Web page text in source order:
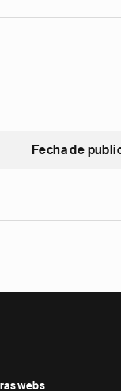
Fecha de
webs